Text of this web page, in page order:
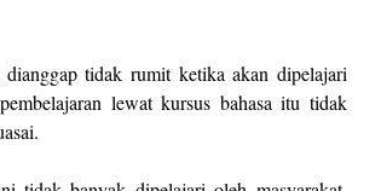
tidak rumit ketika akan dipelajari
lewat kursus bahasa itu tidak